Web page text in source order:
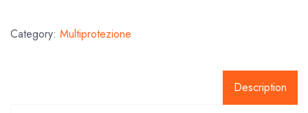
Category: Multiprotezione
Description